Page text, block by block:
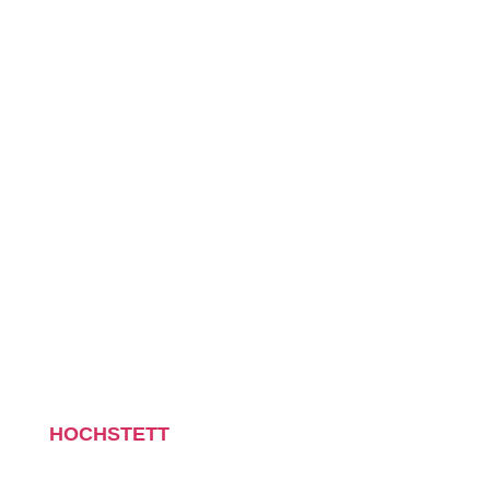
HOCHSTETT